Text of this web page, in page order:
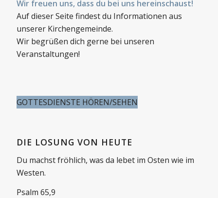
Wir freuen uns, dass du bei uns hereinschaust!
Auf dieser Seite findest du Informationen aus
unserer Kirchengemeinde.
Wir begrüßen dich gerne bei unseren
Veranstaltungen!
GOTTESDIENSTE HÖREN/SEHEN
DIE LOSUNG VON HEUTE
Du machst fröhlich, was da lebet im Osten wie im
Westen.
Psalm 65,9